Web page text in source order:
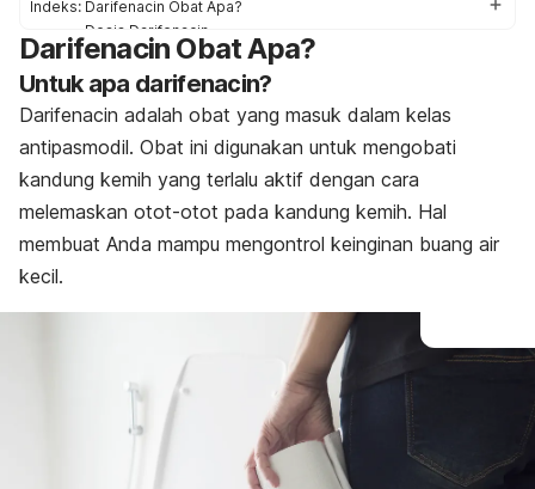
Indeks: Darifenacin Obat Apa?
Dosis Darifenacin
Efek samping Darifenacin
Peringatan dan Perhatian Obat Darifenacin
Interaksi Obat Darifenacin
Overdosis Darifenacin
Darifenacin Obat Apa?
Untuk apa darifenacin?
Darifenacin adalah obat yang masuk dalam kelas
antipasmodil. Obat ini digunakan untuk mengobati
kandung kemih yang terlalu aktif dengan cara
melemaskan otot-otot pada kandung kemih. Hal
membuat Anda mampu mengontrol keinginan buang air
kecil.